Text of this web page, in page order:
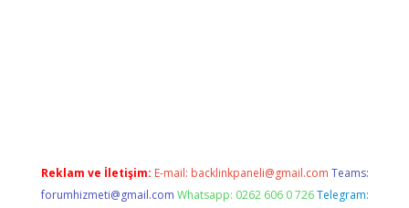
Reklam ve İletişim: E-mail: backlinkpaneli@gmail.com Teams:
forumhizmeti@gmail.com Whatsapp: 0262 606 0 726 Telegram: